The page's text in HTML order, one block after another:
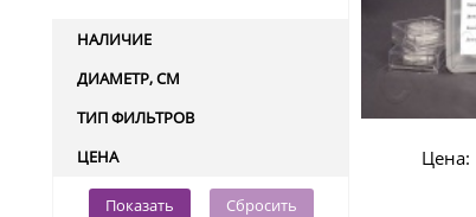
НАЛИЧИЕ
ДИАМЕТР, СМ
ТИП ФИЛЬТРОВ
ЦЕНА
Показать Сбросить
Цена: